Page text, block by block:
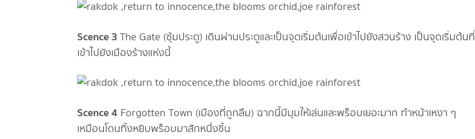
Scence 3The Gate (ซุ้มประตู) เดินผ่านประตูและเป็นจุดเริ่มต้นเพื่อเข้าไปยังสวนร้าง เป็นจุดเริ่มต้นที่
เข้าไปยังเมืองร้างแห่งนี้
Scence 4 Forgotten Town (เมืองที่ถูกลืม) ฉากนี้มีมุมให้เล่นและพร็อบเยอะมาก ทำหน้าเหงา ๆ
เหมือนโดนทิ้งหยิบพร็อบมาสักหนึ่งชิ้น